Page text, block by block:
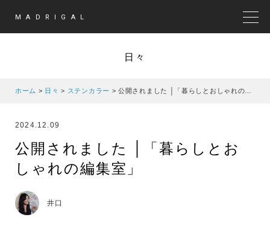
MADRIGAL
日々
ホーム > 日々 > ステンカラー >公開されました │「暮らしとおしゃれの編集室」
2024.12.09
公開されました │「暮らしとお
しゃれの編集室」
井口